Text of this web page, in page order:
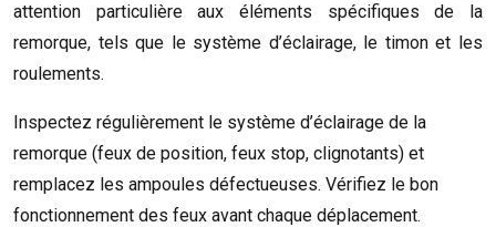
attention particulière aux éléments spécifiques de la
remorque, tels que le système d’éclairage, le timon et les
roulements.
Inspectez régulièrement le système d’éclairage de la
remorque (feux de position, feux stop, clignotants) et
remplacez les ampoules défectueuses. Vérifiez le bon
fonctionnement des feux avant chaque déplacement.